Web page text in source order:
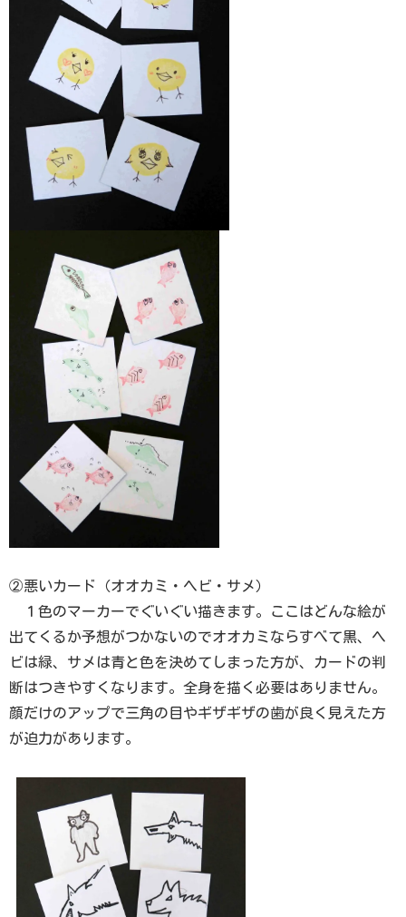
②悪いカード（オオカミ・ヘビ・サメ）
１色のマーカーでぐいぐい描きます。ここはどんな絵が
出てくるか予想がつかないのでオオカミならすべて黒、ヘ
ビは緑、サメは青と色を決めてしまった方が、カードの判
断はつきやすくなります。全身を描く必要はありません。
顔だけのアップで三角の目やギザギザの歯が良く見えた方
が迫力があります。